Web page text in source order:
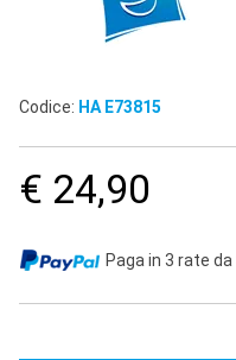
Codice: HA E73815
€ 24,90
Paga in 3 rate